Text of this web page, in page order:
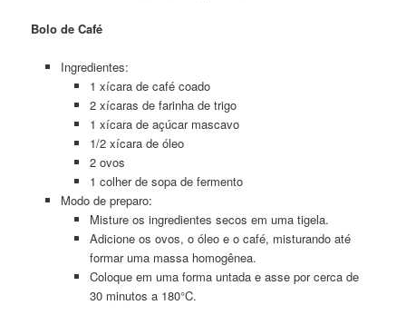
Bolo de Café
Ingredientes:
1 xícara de café coado
2 xícaras de farinha de trigo
1 xícara de açúcar mascavo
1/2 xícara de óleo
2 ovos
1 colher de sopa de fermento
Modo de preparo:
Misture os ingredientes secos em uma tigela.
Adicione os ovos, o óleo e o café, misturando até
formar uma massa homogênea.
Coloque em uma forma untada e asse por cerca de
30 minutos a 180°C.